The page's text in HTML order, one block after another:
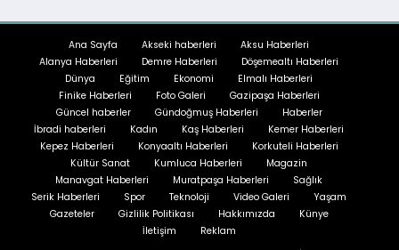
Ana Sayfa Akseki haberleri
Aksu Haberleri
Alanya Haberleri
Demre Haberleri
Döşemealtı Haberleri
Dünya
Eğitim Ekonomi
Elmalı Haberleri
Finike Haberleri
Foto Galeri
Gazipaşa Haberleri
Güncel haberler
Gündoğmuş Haberleri
Haberler
İbradi haberleri
Kadın Kaş Haberleri
Kemer Haberleri
Kepez Haberleri
Konyaaltı Haberleri
Korkuteli Haberleri
Kültür Sanat
Kumluca Haberleri
Magazin
Manavgat Haberleri
Muratpaşa Haberleri
Sağlık
Serik Haberleri
Spor Teknoloji Video Galeri
Yaşam
Gazeteler
Gizlilik Politikası Hakkımızda
Künye
İletişim
Reklam